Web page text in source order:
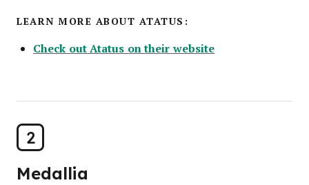
LEARN MORE ABOUT ATATUS:
Check out Atatus on their website
2
Medallia